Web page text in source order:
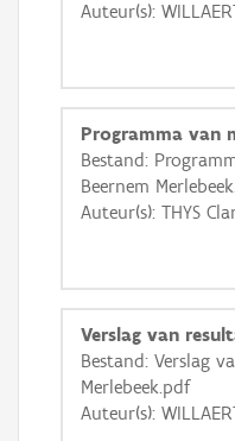
+ −
Basis Lagen
Ortho
GRB-
Auteur(s):
Programma van
Bestand:
Beernem
Auteur(s): THYS
Verslag van
Bestand: Verslag
Merlebeek.pdf
Auteur(s):